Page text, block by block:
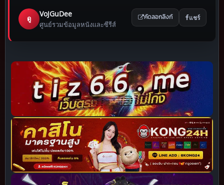
ดู
VoJGuDee
ศูนย์รวมข้อมูลหนังและซีรีส์
คัดลอกลิงก์ แชร์